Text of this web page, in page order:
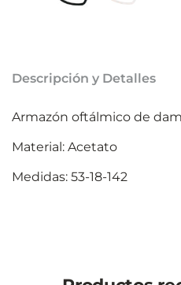
Descripción y Detalles
Armazón oftálmico de
Material: Acetato
Medidas: 53-18-142